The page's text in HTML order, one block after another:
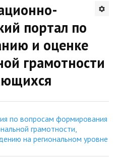
портал по
и оценке
грамотности
по вопросам формирования
грамотности,
на региональном уровне